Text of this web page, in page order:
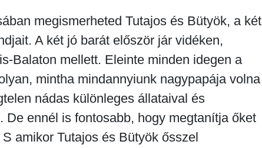
megismerheted Tutajos és Bütyök, a két
A két jó barát először jár vidéken,
Balaton mellett. Eleinte minden idegen a
mintha mindannyiunk nagypapája volna
nádas különleges állataival és
ennél is fontosabb, hogy megtanítja őket
amikor Tutajos és Bütyök ősszel